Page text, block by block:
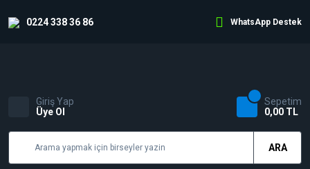
0224 338 36 86 WhatsApp Destek
ARA
Giriş Yap
Üye Ol
Sepetim
0,00 TL